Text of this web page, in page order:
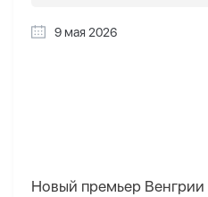
9 мая 2026
Новый премьер